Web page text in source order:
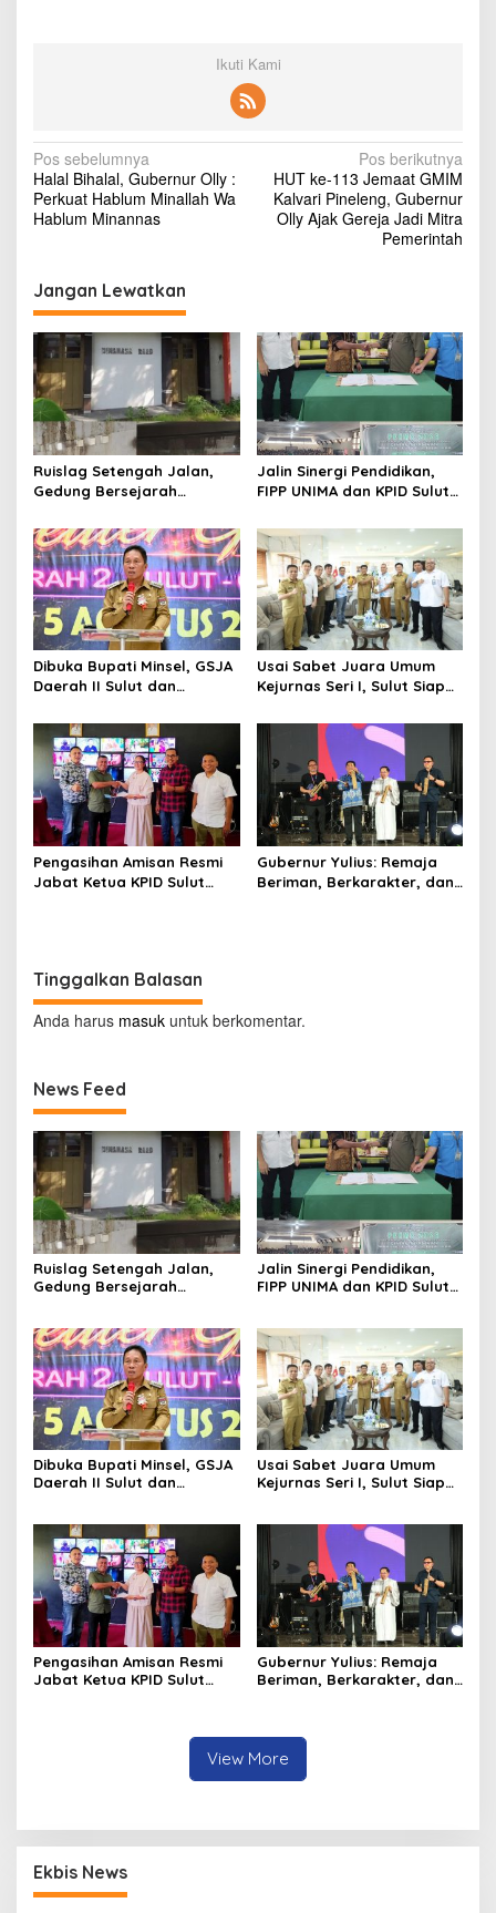
r
a
t
Ikuti Kami
N
a
v
g
a
s
i
p
o
s
Pos sebelumnya
Halal Bihalal, Gubernur Olly :
Perkuat Hablum Minallah Wa
Hablum Minannas
Pos berikutnya
HUT ke-113 Jemaat GMIM
Kalvari Pineleng, Gubernur
Olly Ajak Gereja Jadi Mitra
Pemerintah
Jangan Lewatkan
Ruislag Setengah Jalan,
Gedung Bersejarah
Manado Milik TNI-AL
Jalin Sinergi Pendidikan,
FIPP UNIMA dan KPID Sulut
Mahasiswa Baru Antusias
Serap Materi Literasi
Penyiaran
Dibuka Bupati Minsel, GSJA
Daerah II Sulut dan
Rakerda di Amurang
Usai Sabet Juara Umum
Kejurnas Seri I, Sulut Siap
Kuda Seri II Piala Presiden
di Tompaso
Pengasihan Amisan Resmi
Jabat Ketua KPID Sulut
Gubernur Yulius: Remaja
Beriman, Berkarakter, dan
Tinggalkan Balasan
Anda harus masuk untuk berkomentar.
News Feed
Ruislag Setengah Jalan,
Gedung Bersejarah
Jalin Sinergi Pendidikan,
FIPP UNIMA dan KPID Sulut
Serap Materi Literasi
Penyiaran
Dibuka Bupati Minsel, GSJA
Daerah II Sulut dan
Usai Sabet Juara Umum
Kejurnas Seri I, Sulut Siap
di Tompaso
Pengasihan Amisan Resmi
Jabat Ketua KPID Sulut
Gubernur Yulius: Remaja
Beriman, Berkarakter, dan
View More
Ekbis News